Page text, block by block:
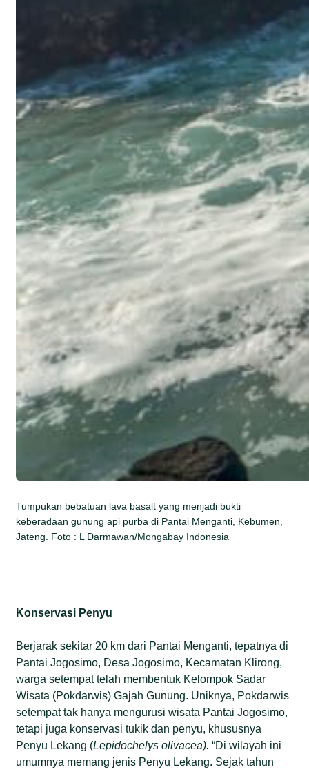
Tumpukan bebatuan lava basalt yang menjadi bukti
keberadaan gunung api purba di Pantai Menganti, Kebumen,
Jateng. Foto : L Darmawan/Mongabay Indonesia
Konservasi Penyu
Berjarak sekitar 20 km dari Pantai Menganti, tepatnya di
Pantai Jogosimo, Desa Jogosimo, Kecamatan Klirong,
warga setempat telah membentuk Kelompok Sadar
Wisata (Pokdarwis) Gajah Gunung. Uniknya, Pokdarwis
setempat tak hanya mengurusi wisata Pantai Jogosimo,
tetapi juga konservasi tukik dan penyu, khususnya
Penyu Lekang (Lepidochelys olivacea).“Di wilayah ini
umumnya memang jenis Penyu Lekang. Sejak tahun